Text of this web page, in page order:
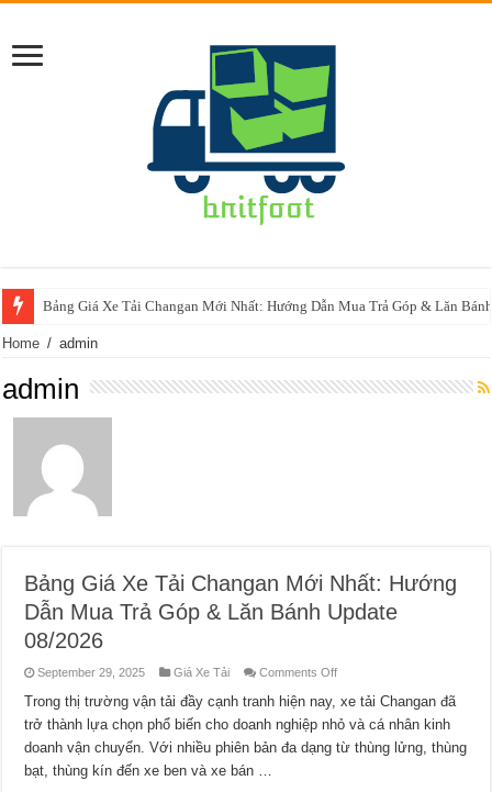
Bảng Giá Xe Tải Changan Mới Nhất: Hướng Dẫn Mua Trả Góp & Lăn
Home / admin
admin
Bảng Giá Xe Tải Changan Mới Nhất: Hướng
Dẫn Mua Trả Góp & Lăn Bánh Update
08/2026
September 29, 2025 Giá Xe Tải Comments Offon
Giá
Xe
Tải
Mới
Trong thị trường vận tải đầy cạnh tranh hiện nay, xe tải Changan đã
trở thành lựa chọn phổ biến cho doanh nghiệp nhỏ và cá nhân kinh
doanh vận chuyển. Với nhiều phiên bản đa dạng từ thùng lửng, thùng
bạt, thùng kín đến xe ben và xe bán …